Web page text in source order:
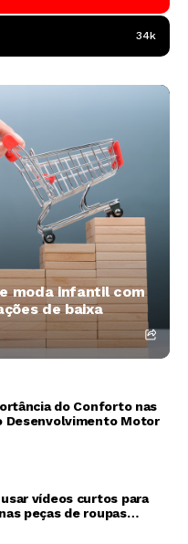
34k
moda infantil com
de baixa
do Conforto nas
Desenvolvimento Motor
vídeos curtos para
peças de roupas